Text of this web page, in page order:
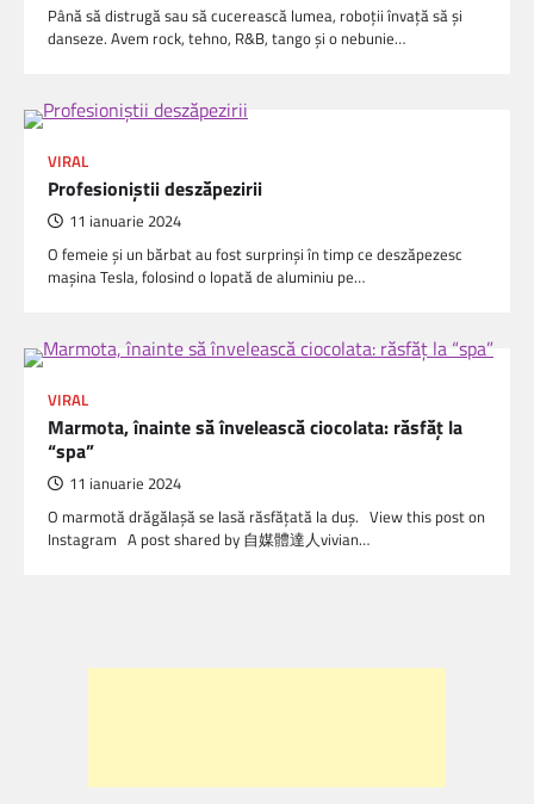
Până să distrugă sau să cucerească lumea, roboţii învaţă să şi
danseze. Avem rock, tehno, R&B, tango şi o nebunie…
VIRAL
Profesioniștii deszăpezirii
11 ianuarie 2024
O femeie și un bărbat au fost surprinși în timp ce deszăpezesc
mașina Tesla, folosind o lopată de aluminiu pe…
VIRAL
Marmota, înainte să învelească ciocolata: răsfăţ la
“spa”
11 ianuarie 2024
O marmotă drăgălașă se lasă răsfățată la duș. View this post on
Instagram A post shared by 自媒體達人vivian…